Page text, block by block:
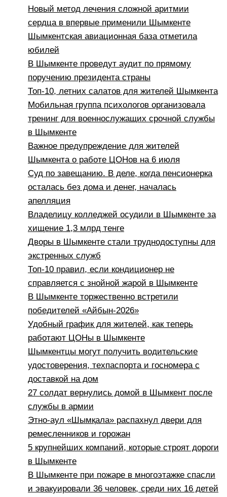
Новый метод лечения сложной аритмии
сердца в впервые применили Шымкенте
Шымкентская авиационная база отметила
юбилей
В Шымкенте проведут аудит по прямому
поручению президента страны
Топ-10, летних салатов для жителей Шымкента
Мобильная группа психологов организовала
тренинг для военнослужащих срочной службы
в Шымкенте
Важное предупреждение для жителей
Шымкента о работе ЦОНов на 6 июля
Суд по завещанию. В деле, когда пенсионерка
осталась без дома и денег, началась
апелляция
Владелицу колледжей осудили в Шымкенте за
хищение 1,3 млрд тенге
Дворы в Шымкенте стали труднодоступны для
экстренных служб
Топ-10 правил, если кондиционер не
справляется с знойной жарой в Шымкенте
В Шымкенте торжественно встретили
победителей «Айбын-2026»
Удобный график для жителей, как теперь
работают ЦОНы в Шымкенте
Шымкентцы могут получить водительские
удостоверения, техпаспорта и госномера с
доставкой на дом
27 солдат вернулись домой в Шымкент после
службы в армии
Этно-аул «Шымқала» распахнул двери для
ремесленников и горожан
5 крупнейших компаний, которые строят дороги
в Шымкенте
В Шымкенте при пожаре в многоэтажке спасли
и эвакуировали 36 человек, среди них 16 детей